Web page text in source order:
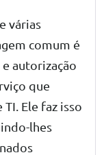
várias
comum é
autorização
que
Ele faz isso
lhes